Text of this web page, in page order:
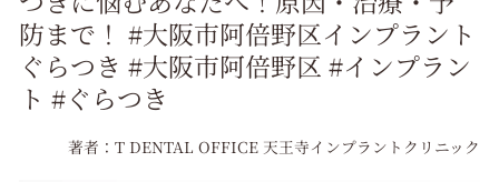
防まで！ #大阪市阿倍野区インプラント
ぐらつき #大阪市阿倍野区 #インプラン
ト #ぐらつき
著者：T DENTAL OFFICE 天王寺インプラントクリニック